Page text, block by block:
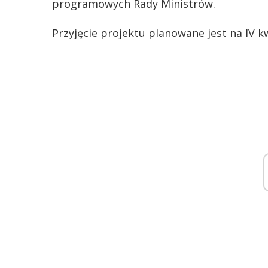
programowych Rady Ministrów.
Przyjęcie projektu planowane jest na IV